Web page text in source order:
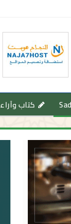
كتاب وآراء